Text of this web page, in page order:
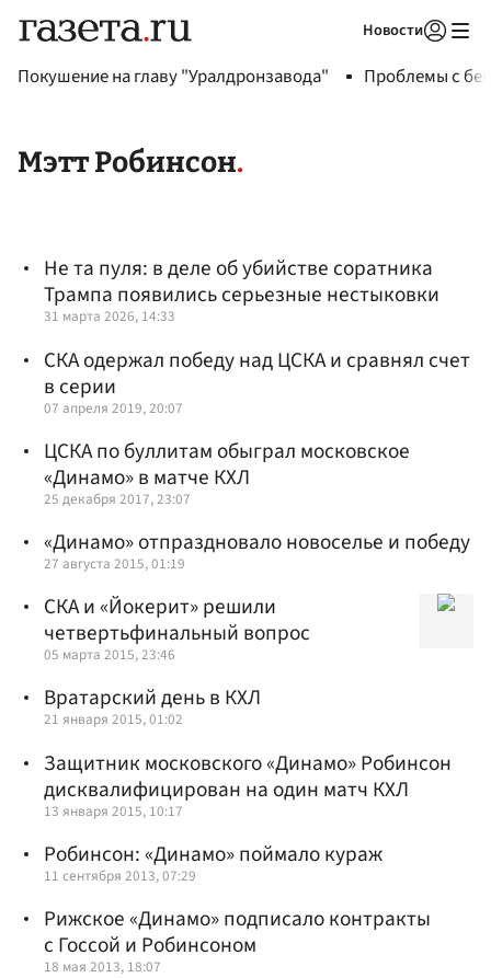
Новости
Покушение на главу "Уралдронзавода" Проблемы с
Мэтт Робинсон
Не та пуля: в деле об убийстве соратника
Трампа появились серьезные нестыковки
31 марта 2026, 14:33
СКА одержал победу над ЦСКА и сравнял счет
в серии
07 апреля 2019, 20:07
ЦСКА по буллитам обыграл московское
«Динамо» в матче КХЛ
25 декабря 2017, 23:07
«Динамо» отпраздновало новоселье и победу
27 августа 2015, 01:19
СКА и «Йокерит» решили
четвертьфинальный вопрос
05 марта 2015, 23:46
Вратарский день в КХЛ
21 января 2015, 01:02
Защитник московского «Динамо» Робинсон
дисквалифицирован на один матч КХЛ
13 января 2015, 10:17
Робинсон: «Динамо» поймало кураж
11 сентября 2013, 07:29
Рижское «Динамо» подписало контракты
с Госсой и Робинсоном
18 мая 2013, 18:07